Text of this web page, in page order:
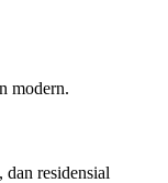
modern.
dan residensial